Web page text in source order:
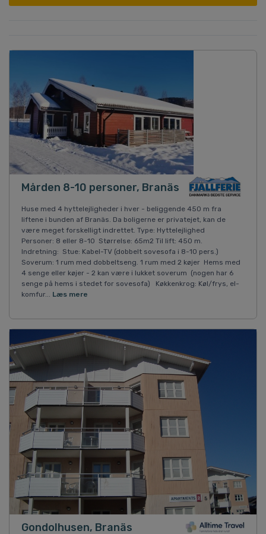
Mården 8-10 personer, Branäs
Huse med 4 hyttelejligheder i hver - beliggende 450 m fra
liftene i bunden af Branäs. Da boligerne er privatejet, kan de
være meget forskelligt indrettet. Type: Hyttelejlighed
Personer: 8 eller 8-10 Størrelse: 65m2 Til lift: 450 m.
Indretning: Stue: Kabel-TV (dobbelt sovesofa i 8-10 pers.)
Soverum: 1 rum med dobbeltseng. 1 rum med 2 køjer Hems med
4 senge eller køjer - 2 kan være i lukket soverum (nogen har 6
senge på hems i stedet for sovesofa) Køkkenkrog: Køl/frys, el-
komfur... Læs mere
Gondolhusen, Branäs